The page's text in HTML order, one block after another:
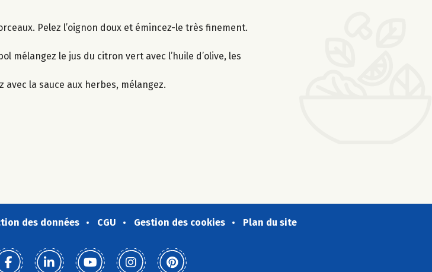
Pelez l’oignon doux et émincez-le très finement.
mélangez le jus du citron vert avec l’huile d’olive, les
la sauce aux herbes, mélangez.
des données CGU Gestion des cookies Plan du site